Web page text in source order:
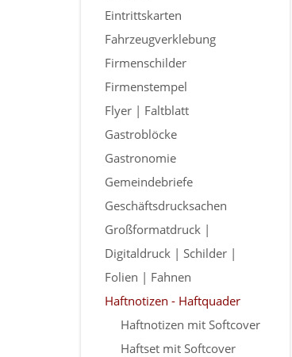
Eintrittskarten
Fahrzeugverklebung
Firmenschilder
Firmenstempel
Flyer | Faltblatt
Gastroblöcke
Gastronomie
Gemeindebriefe
Geschäftsdrucksachen
Großformatdruck |
Digitaldruck | Schilder |
Folien | Fahnen
Haftnotizen - Haftquader
Haftnotizen mit Softcover
Haftset mit Softcover